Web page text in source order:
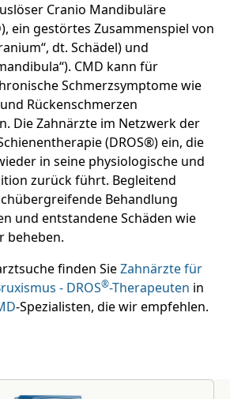
Cranio Mandibuläre
ein gestörtes Zusammenspiel von
dt. Schädel) und
CMD kann für
Schmerzsymptome wie
Rückenschmerzen
Die Zahnärzte im Netzwerk der
(DROS®) ein, die
in seine physiologische und
zurück führt. Begleitend
Behandlung
und entstandene Schäden wie
beheben.
finden SieZahnärzte für
- DROS®-Therapeuten in
-Spezialisten, die wir empfehlen.